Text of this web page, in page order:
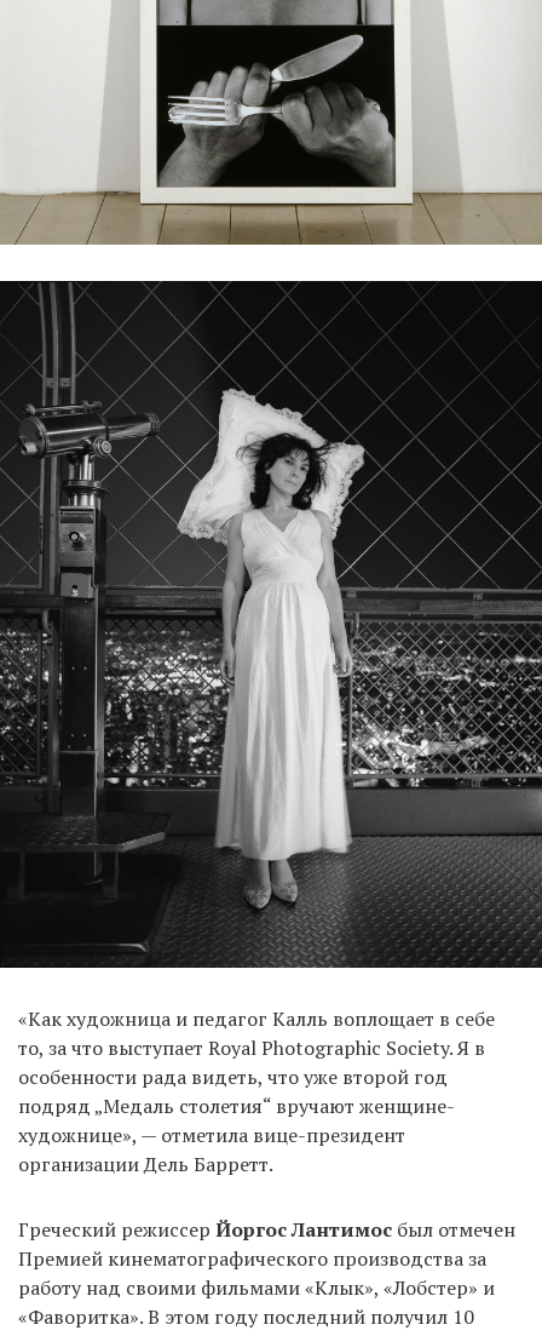
«Как художница и педагог Калль воплощает в себе
то, за что выступает Royal Photographic Society. Я в
особенности рада видеть, что уже второй год
подряд „Медаль столетия“ вручают женщине-
художнице», — отметила вице-президент
организации Дель Барретт.
Греческий режиссер Йоргос Лантимос был отмечен
Премией кинематографического производства за
работу над своими фильмами «Клык», «Лобстер» и
«Фаворитка». В этом году последний получил 10